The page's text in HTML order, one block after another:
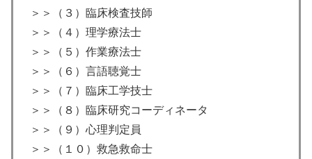
＞＞（３）臨床検査技師
＞＞（４）理学療法士
＞＞（５）作業療法士
＞＞（６）言語聴覚士
＞＞（７）臨床工学技士
＞＞（８）臨床研究コーディネータ
＞＞（９）心理判定員
＞＞（１０）救急救命士